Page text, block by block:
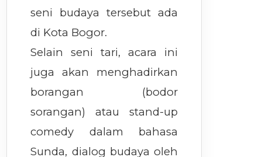
seni budaya tersebut ada
di Kota Bogor.
Selain seni tari, acara ini
juga akan menghadirkan
borangan (bodor
sorangan) atau stand-up
comedy dalam bahasa
Sunda, dialog budaya oleh